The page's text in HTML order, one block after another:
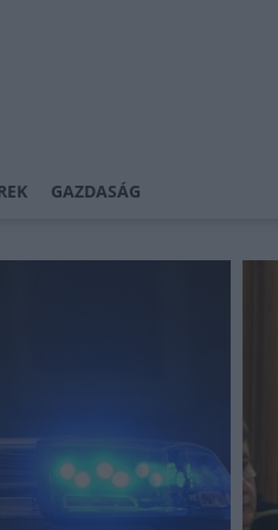
GAZDASÁG